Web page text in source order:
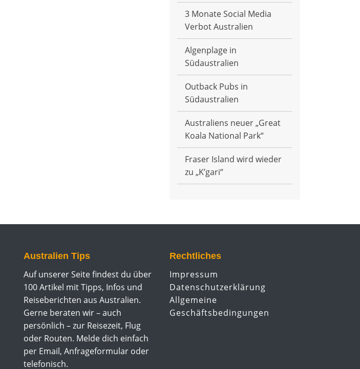
3 Monate Social Media
Verbot Australien
Algenplage in
Südaustralien
Outback Pubs in
Südaustralien
Australiens neuer „Great
Koala National Park“
Fraser Island wird wieder
zu „K’gari“
Australien Tips
Auf unserer Seite findest du über
100 Artikel mit Tipps, Infos und
Reiseberichten aus Australien.
Gerne beraten wir – auch
persönlich – zur Reisezeit, Flug
oder Routen. Melde dich einfach
per Email, Anfrageformular oder
telefonisch.
Rechtliches
Impressum
Datenschutzerklärung
Allgemeine
Geschäftsbedingungen